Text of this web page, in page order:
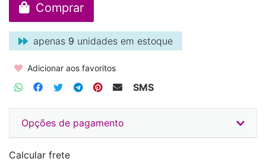
Comprar
apenas 9 unidades em estoque
Adicionar aos favoritos
SMS
Opções de pagamento
Calcular frete